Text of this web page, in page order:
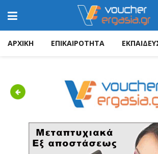
ΑΡΧΙΚΗ ΕΠΙΚΑΙΡΟΤΗΤΑ
Previous